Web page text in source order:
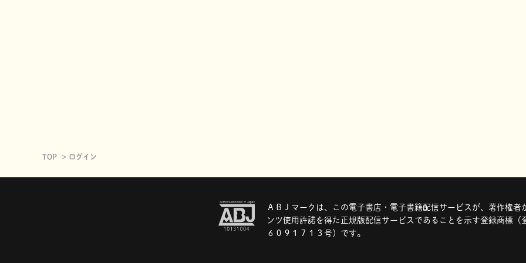
TOP ログイン
ＡＢＪマークは、この電子書店・電子書籍配信サービスが、著作権者
ンツ使用許諾を得た正規版配信サービスであることを示す登録商標（
６０９１７１３号）です。